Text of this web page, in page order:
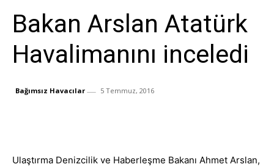
Bakan Arslan Atatürk
Havalimanını inceledi
Bağımsız Havacılar 5 Temmuz, 2016
Ulaştırma Denizcilik ve Haberleşme Bakanı Ahmet Arslan,